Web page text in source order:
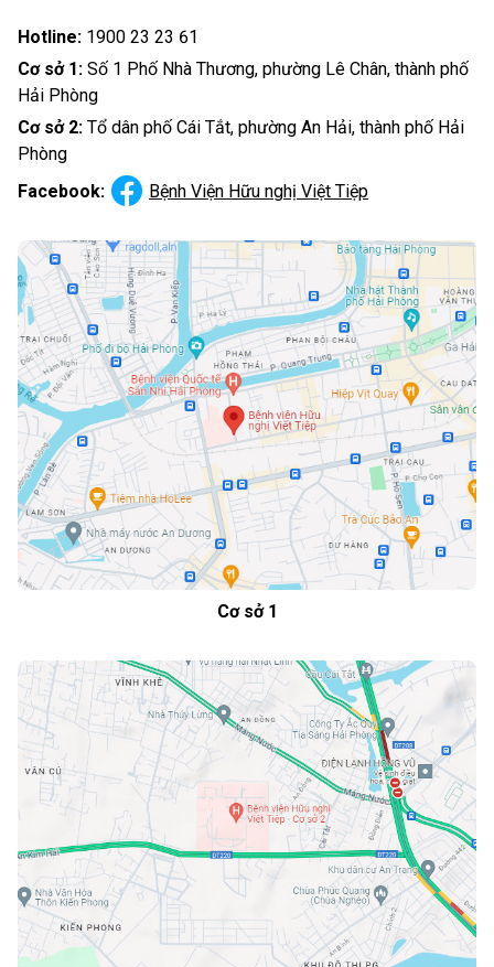
Hotline: 1900 23 23 61
Cơ sở 1: Số 1 Phố Nhà Thương, phường Lê Chân, thành phố
Hải Phòng
Cơ sở 2: Tổ dân phố Cái Tắt, phường An Hải, thành phố Hải
Phòng
Facebook:
Bệnh Viện Hữu nghị Việt Tiệp
Cơ sở 1